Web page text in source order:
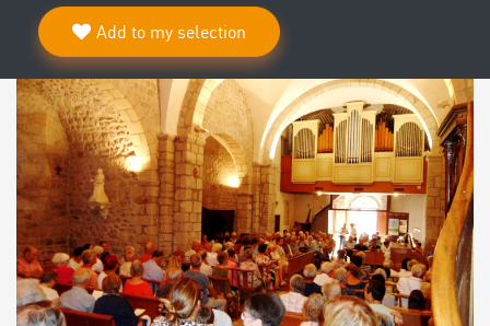
Add to my selection